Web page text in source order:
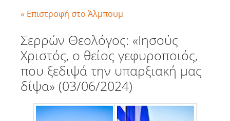
« Επιστροφή στο Άλμπουμ
Σερρών Θεολόγος: «Ιησούς
Χριστός, ο θείος γεφυροποιός,
που ξεδιψά την υπαρξιακή μας
δίψα» (03/06/2024)